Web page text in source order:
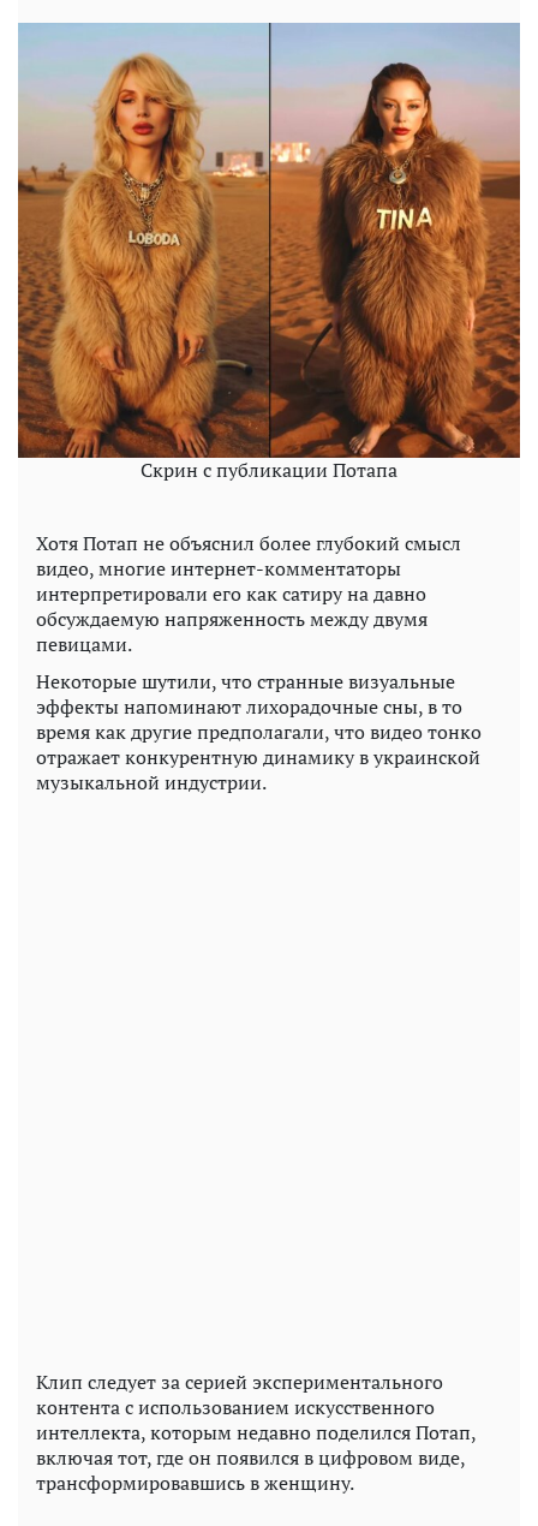
Скрин с публикации Потапа
Хотя Потап не объяснил более глубокий смысл
видео, многие интернет-комментаторы
интерпретировали его как сатиру на давно
обсуждаемую напряженность между двумя
певицами.
Некоторые шутили, что странные визуальные
эффекты напоминают лихорадочные сны, в то
время как другие предполагали, что видео тонко
отражает конкурентную динамику в украинской
музыкальной индустрии.
Клип следует за серией экспериментального
контента с использованием искусственного
интеллекта, которым недавно поделился Потап,
включая тот, где он появился в цифровом виде,
трансформировавшись в женщину.